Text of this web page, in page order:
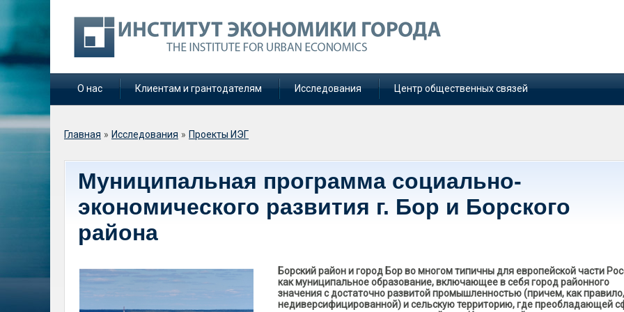
О нас Клиентам и грантодателям Исследования Центр общественных связей
Вы здесь
Главная » Исследования » Проекты ИЭГ
Муниципальная программа социально-
экономического развития г. Бор и Борского
района
Борский район и город Бор во многом типичны для европейской части
как муниципальное образование, включающее в себя город районного
значения с достаточно развитой промышленностью (причем, как правило,
недиверсифицированной) и сельскую территорию, где преобладающей